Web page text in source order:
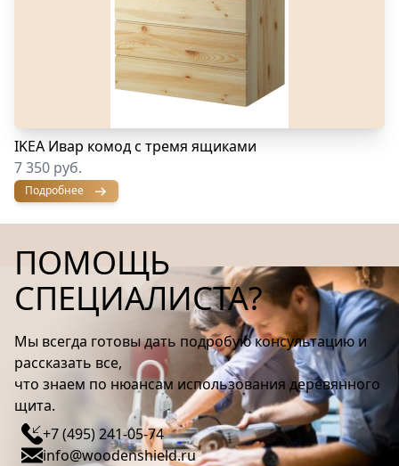
IKEA Ивар комод с тремя ящиками
7 350 руб.
Подробнее
ПОМОЩЬ
СПЕЦИАЛИСТА?
Мы всегда готовы дать подробую консультацию и
рассказать все,
что знаем по нюансам использования деревянного
щита.
+7 (495) 241-05-74
info@woodenshield.ru